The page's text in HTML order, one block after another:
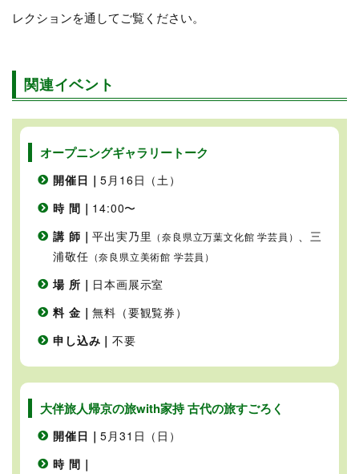
レクションを通してご覧ください。
関連イベント
オープニングギャラリートーク
開催日｜5月16日（土）
時 間｜ 14:00〜
講 師｜平出実乃里 （奈良県立万葉文化館 学芸員）
、三
浦敬任 （奈良県立美術館 学芸員）
場 所｜ 日本画展示室
料 金｜無料（要観覧券）
申し込み｜不要
大伴旅人帰京の旅with家持 古代の旅すごろく
開催日｜5月31日（日）
時 間｜